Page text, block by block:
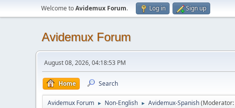
Welcome toAvidemux Forum. Log in Sign up
Avidemux Forum
August 08, 2026, 04:18:53 PM
Home Search
Avidemux Forum ► Non-English ► Avidemux-Spanish(Moderator: